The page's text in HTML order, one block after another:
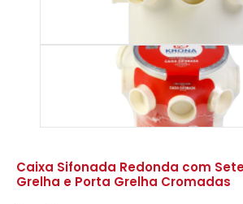
Caixa Sifonada Redonda com
Grelha e Porta Grelha Cromadas